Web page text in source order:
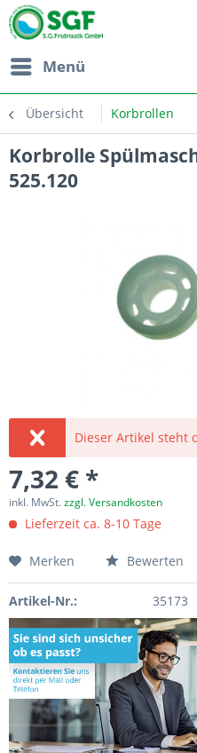
Menü
Übersicht Korbrollen
Korbrolle
525.120
Dieser Artikel steht
7,32 € *
inkl. MwSt.zzgl. Versandkosten
Lieferzeit ca. 8-10 Tage
Merken Bewerten
Artikel-Nr.: 35173